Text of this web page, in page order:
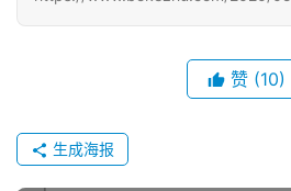
科
技
赞 (10)
生成海报